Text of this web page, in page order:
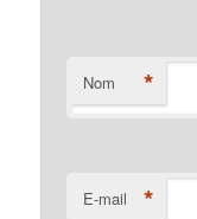
Nom *
E-mail *